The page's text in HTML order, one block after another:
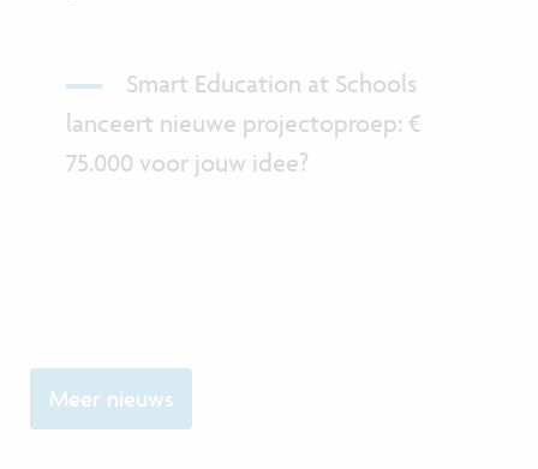
Smart Education at Schools
lanceert nieuwe projectoproep: €
75.000 voor jouw idee?
Meer nieuws